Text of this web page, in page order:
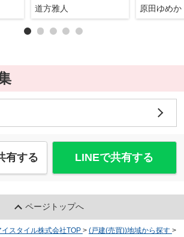
道方雅人 原田ゆめか
有する LINEで共有する
ページトップへ
スタイル株式会社TOP > (戸建(売買))地域から探す >